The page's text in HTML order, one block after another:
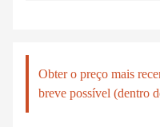
Obter o preço mais
breve possível (dentro